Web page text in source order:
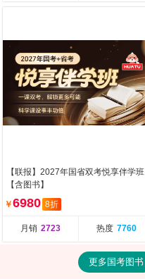
【联报】2027年国省双考悦享伴学班
【含图书】
￥6980 8折
月销 2723 热度 7760
更多国考图书